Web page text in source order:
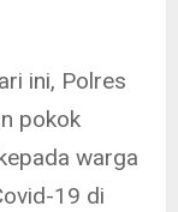
ini, Polres
pokok
warga
19 di